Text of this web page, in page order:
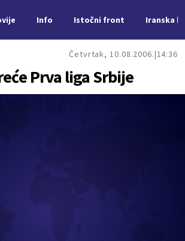
Info Istočni front Iranska
Četvrtak, 10.08.2006. 14:36
Prva liga Srbije